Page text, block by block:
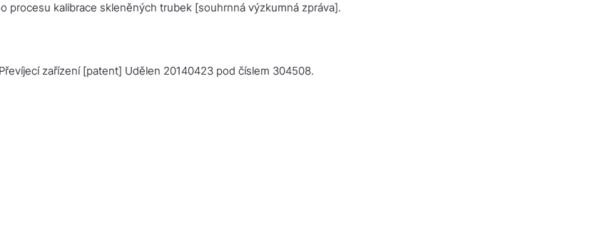
procesu kalibrace skleněných trubek [souhrnná výzkumná zpráva].
Převíjecí zařízení[patent] Udělen 20140423 pod číslem 304508.